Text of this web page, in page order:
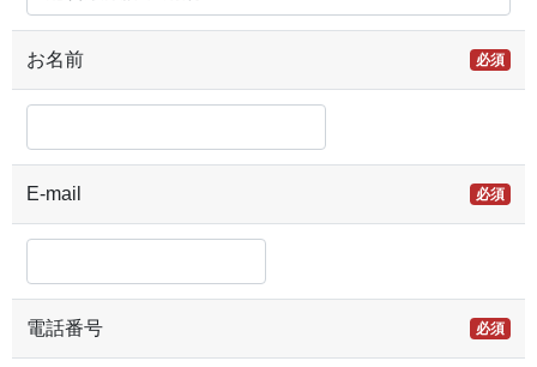
お名前 必須
E-mail 必須
電話番号 必須